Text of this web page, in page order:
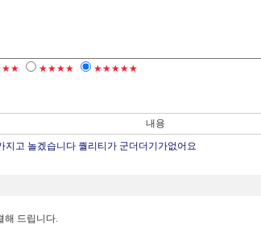
★★★★ ★★★★★
내용
지고 놀겠습니다 퀄리티가 군더더기가없어요
해 드립니다.